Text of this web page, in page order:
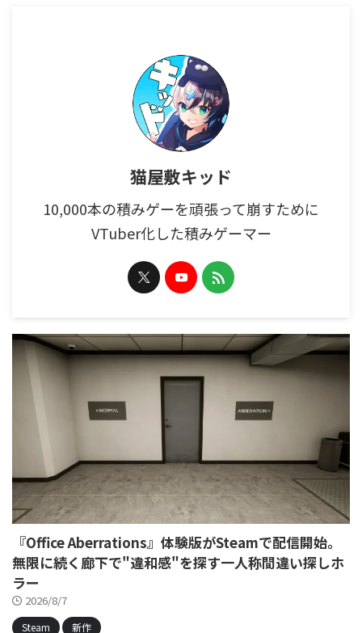
猫屋敷キッド
10,000本の積みゲーを頑張って崩すために
VTuber化した積みゲーマー
『Office Aberrations』体験版がSteamで配信開始。
無限に続く廊下で"違和感"を探す一人称間違い探しホ
ラー
2026/8/7
Steam 新作